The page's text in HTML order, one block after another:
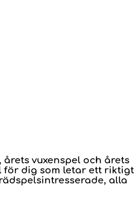
vuxenspel och årets
för dig som letar ett riktigt
alla